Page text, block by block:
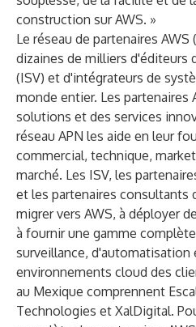
construction sur AWS. »
Le réseau de partenaires AWS
dizaines de milliers d'éditeurs
(ISV) et d'intégrateurs de
monde entier. Les partenaires
solutions et des services
réseau APN les aide en leur
commercial, technique,
marché. Les ISV, les
et les partenaires consultants
migrer vers AWS, à déployer
à fournir une gamme
surveillance, d'automatisation
environnements cloud des
au Mexique comprennent
Technologies et XalDigital.